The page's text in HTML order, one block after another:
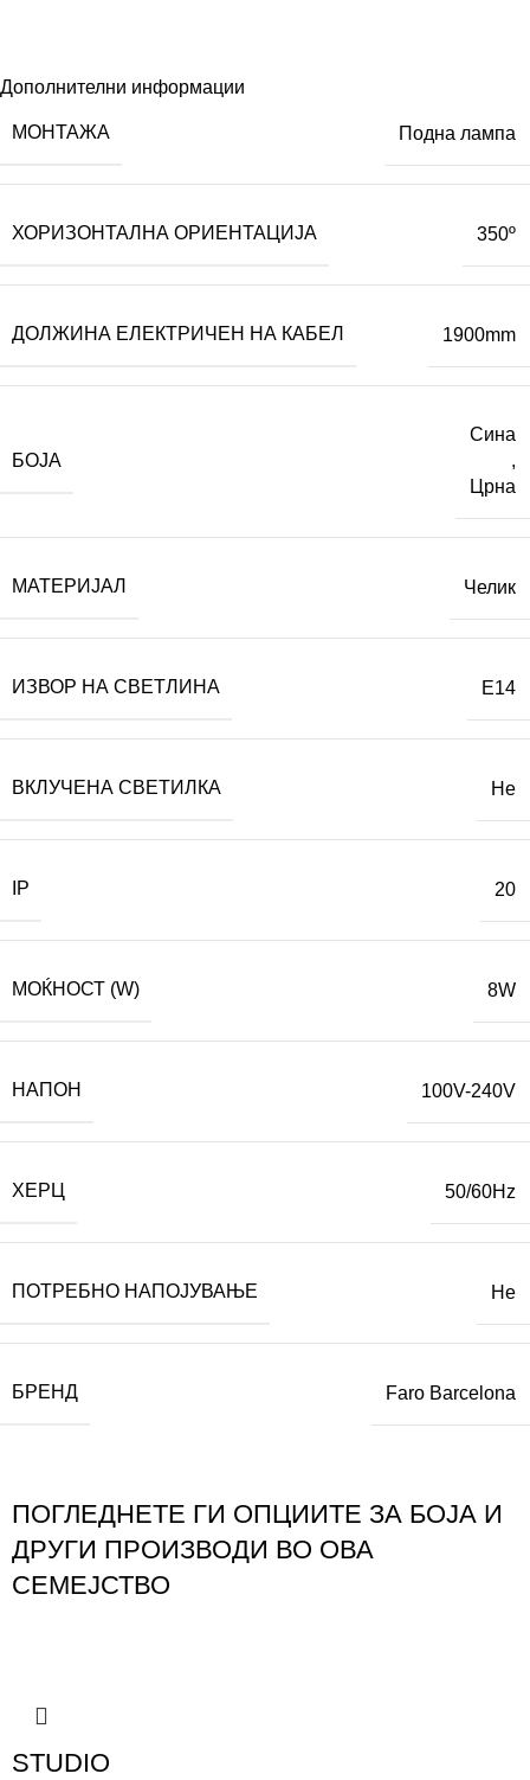
Дополнителни информации
МОНТАЖА Подна лампа
ХОРИЗОНТАЛНА ОРИЕНТАЦИЈА 350º
ДОЛЖИНА ЕЛЕКТРИЧЕН НА КАБЕЛ 1900mm
БОЈА
Сина
,
Црна
МАТЕРИЈАЛ Челик
ИЗВОР НА СВЕТЛИНА E14
ВКЛУЧЕНА СВЕТИЛКА Не
IP 20
МОЌНОСТ (W) 8W
НАПОН 100V-240V
ХЕРЦ 50/60Hz
ПОТРЕБНО НАПОЈУВАЊЕ Не
БРЕНД Faro Barcelona
ПОГЛЕДНЕТЕ ГИ ОПЦИИТЕ ЗА БОЈА И
ДРУГИ ПРОИЗВОДИ ВО ОВА
СЕМЕЈСТВО
STUDIO